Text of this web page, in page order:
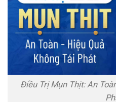
Điều Trị Mụn Thịt: An